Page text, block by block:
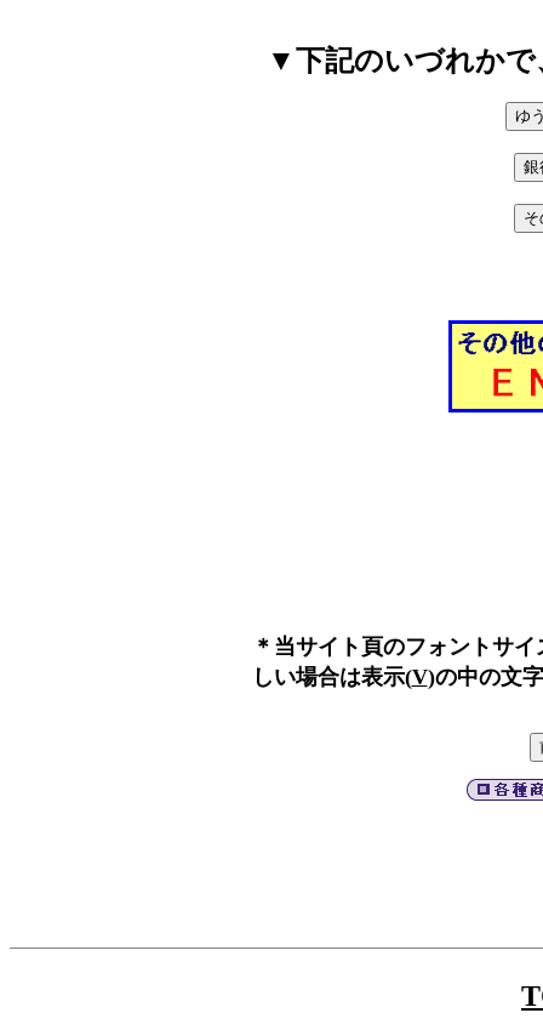
▼下記のいづれか
＊当サイト頁のフォントサイ
しい場合は表示(V)の中の文